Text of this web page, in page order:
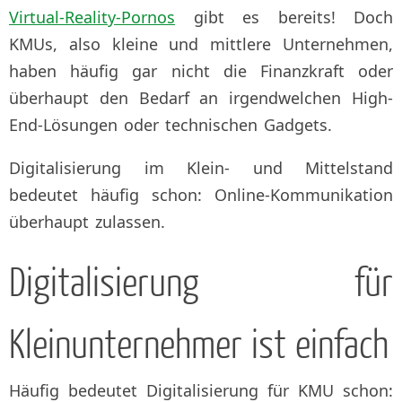
Virtual-Reality-Pornos gibt es bereits! Doch
KMUs, also kleine und mittlere Unternehmen,
haben häufig gar nicht die Finanzkraft oder
überhaupt den Bedarf an irgendwelchen High-
End-Lösungen oder technischen Gadgets.
Digitalisierung im Klein- und Mittelstand
bedeutet häufig schon: Online-Kommunikation
überhaupt zulassen.
Digitalisierung für
Kleinunternehmer ist einfach
Häufig bedeutet Digitalisierung für KMU schon: